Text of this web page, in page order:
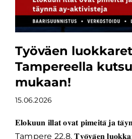
Työväen
Tampereella
mukaan!
15.06.2026
𝐄𝐥𝐨𝐤𝐮𝐮𝐧 𝐢𝐥𝐥𝐚𝐭 𝐨𝐯𝐚𝐭 𝐩𝐢𝐦𝐞𝐢𝐭𝐚̈ 𝐣𝐚
Tampere 22.8. 𝐓𝐲𝐨̈𝐯𝐚̈𝐞𝐧